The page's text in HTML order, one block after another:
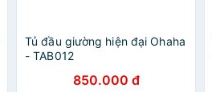
Tủ đầu giường hiện đại Ohaha
- TAB012
850.000 đ